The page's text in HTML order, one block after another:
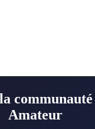
Amateur